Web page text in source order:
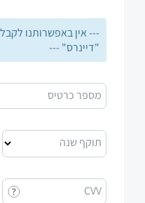
--- אין באפשרותנו
"דיינרס" ---
מספר כרטיס
תוקף שנה
CVV